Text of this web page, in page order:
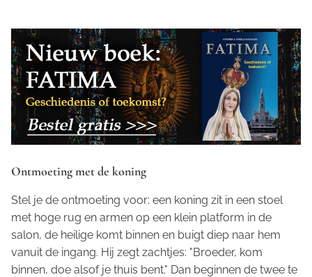
Ontmoeting met de koning
Stel je de ontmoeting voor: een koning zit in een stoel
met hoge rug en armen op een klein platform in de
salon, de heilige komt binnen en buigt diep naar hem
vanuit de ingang. Hij zegt zachtjes: "Broeder, kom
binnen, doe alsof je thuis bent." Dan beginnen de twee te